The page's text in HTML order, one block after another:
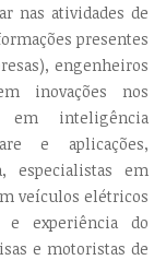
nas atividades de
presentes
engenheiros
inovações nos
em inteligência
e aplicações,
especialistas em
veículos elétricos
e experiência do
e motoristas de